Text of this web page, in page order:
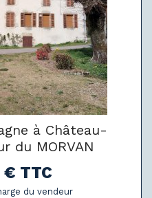
à Château-
du MORVAN
TTC
du vendeur